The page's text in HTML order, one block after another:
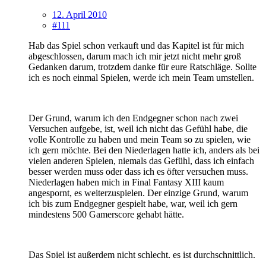
12. April 2010
#111
Hab das Spiel schon verkauft und das Kapitel ist für mich
abgeschlossen, darum mach ich mir jetzt nicht mehr groß
Gedanken darum, trotzdem danke für eure Ratschläge. Sollte
ich es noch einmal Spielen, werde ich mein Team umstellen.
Der Grund, warum ich den Endgegner schon nach zwei
Versuchen aufgebe, ist, weil ich nicht das Gefühl habe, die
volle Kontrolle zu haben und mein Team so zu spielen, wie
ich gern möchte. Bei den Niederlagen hatte ich, anders als bei
vielen anderen Spielen, niemals das Gefühl, dass ich einfach
besser werden muss oder dass ich es öfter versuchen muss.
Niederlagen haben mich in Final Fantasy XIII kaum
angespornt, es weiterzuspielen. Der einzige Grund, warum
ich bis zum Endgegner gespielt habe, war, weil ich gern
mindestens 500 Gamerscore gehabt hätte.
Das Spiel ist außerdem nicht schlecht, es ist durchschnittlich.